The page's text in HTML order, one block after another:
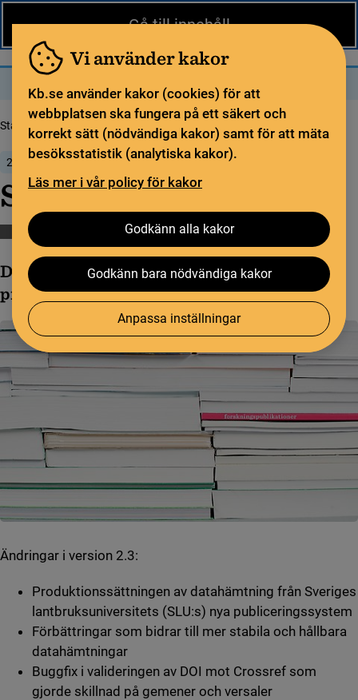
Gå till innehåll
Vi använder kakor
Kb.se använder kakor (cookies) för att
webbplatsen ska fungera på ett säkert och
korrekt sätt (nödvändiga kakor) samt för att mäta
besöksstatistik (analytiska kakor).
Läs mer i vår policy för kakor
Godkänn alla kakor
Godkänn bara nödvändiga kakor
Anpassa inställningar
Startsida Nytt från KB Swepub version 2.3
28 maj 2026
Swepub version 2.3
Swepub Swepub versionsinformation
Den 28 maj sattes Swepub version 2.3 i
produktion.
Ändringar i version 2.3:
Produktionssättningen av datahämtning från Sveriges
lantbruksuniversitets (SLU:s) nya publiceringssystem
Förbättringar som bidrar till mer stabila och hållbara
datahämtningar
Buggfix i valideringen av DOI mot Crossref som
gjorde skillnad på gemener och versaler